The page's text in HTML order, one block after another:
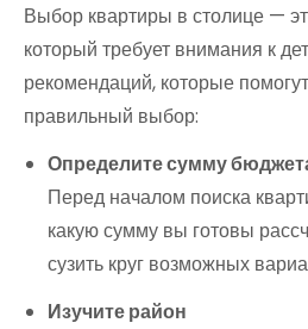
Выбор квартиры в столице —
который требует внимания к
рекомендаций, которые
правильный выбор:
Определите сумму
Перед началом поиска
какую сумму вы готовы
сузить круг возможных
Изучите район